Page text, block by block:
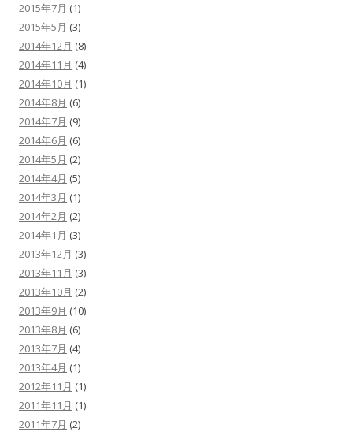
2015年7月 (1)
2015年5月 (3)
2014年12月 (8)
2014年11月 (4)
2014年10月 (1)
2014年8月 (6)
2014年7月 (9)
2014年6月 (6)
2014年5月 (2)
2014年4月 (5)
2014年3月 (1)
2014年2月 (2)
2014年1月 (3)
2013年12月 (3)
2013年11月 (3)
2013年10月 (2)
2013年9月 (10)
2013年8月 (6)
2013年7月 (4)
2013年4月 (1)
2012年11月 (1)
2011年11月 (1)
2011年7月 (2)